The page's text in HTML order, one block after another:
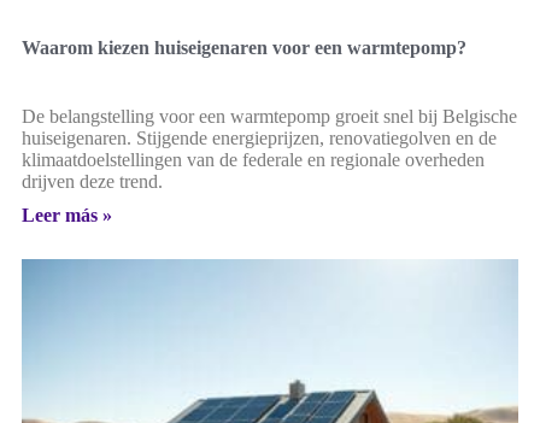
Waarom kiezen huiseigenaren voor een warmtepomp?
De belangstelling voor een warmtepomp groeit snel bij Belgische
huiseigenaren. Stijgende energieprijzen, renovatiegolven en de
klimaatdoelstellingen van de federale en regionale overheden
drijven deze trend.
Leer más »